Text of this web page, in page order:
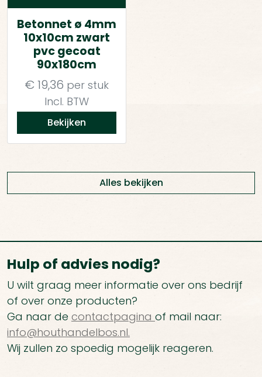
Betonnet ø 4mm
10x10cm zwart
pvc gecoat
90x180cm
€ 19,36 per stuk
Incl. BTW
Bekijken
Alles bekijken
Hulp of advies nodig?
U wilt graag meer informatie over ons bedrijf
of over onze producten?
Ga naar de contactpagina of mail naar:
info@houthandelbos.nl.
Wij zullen zo spoedig mogelijk reageren.